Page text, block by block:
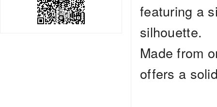
featuring a
silhouette.
Made from
offers a